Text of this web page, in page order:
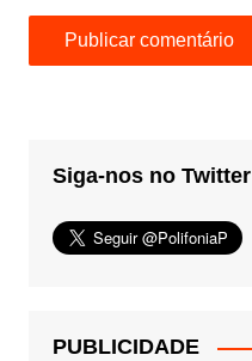
Siga-nos no Twitter
PUBLICIDADE